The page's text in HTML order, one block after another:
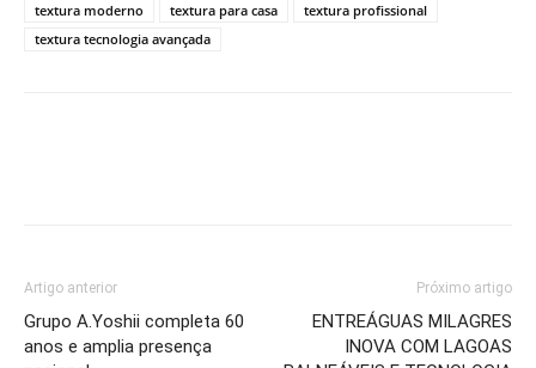
textura moderno textura para casa
textura profissional
textura tecnologia avançada
Artigo anterior
Grupo A.Yoshii completa 60
anos e amplia presença
Próximo artigo
ENTREÁGUAS MILAGRES
INOVA COM LAGOAS